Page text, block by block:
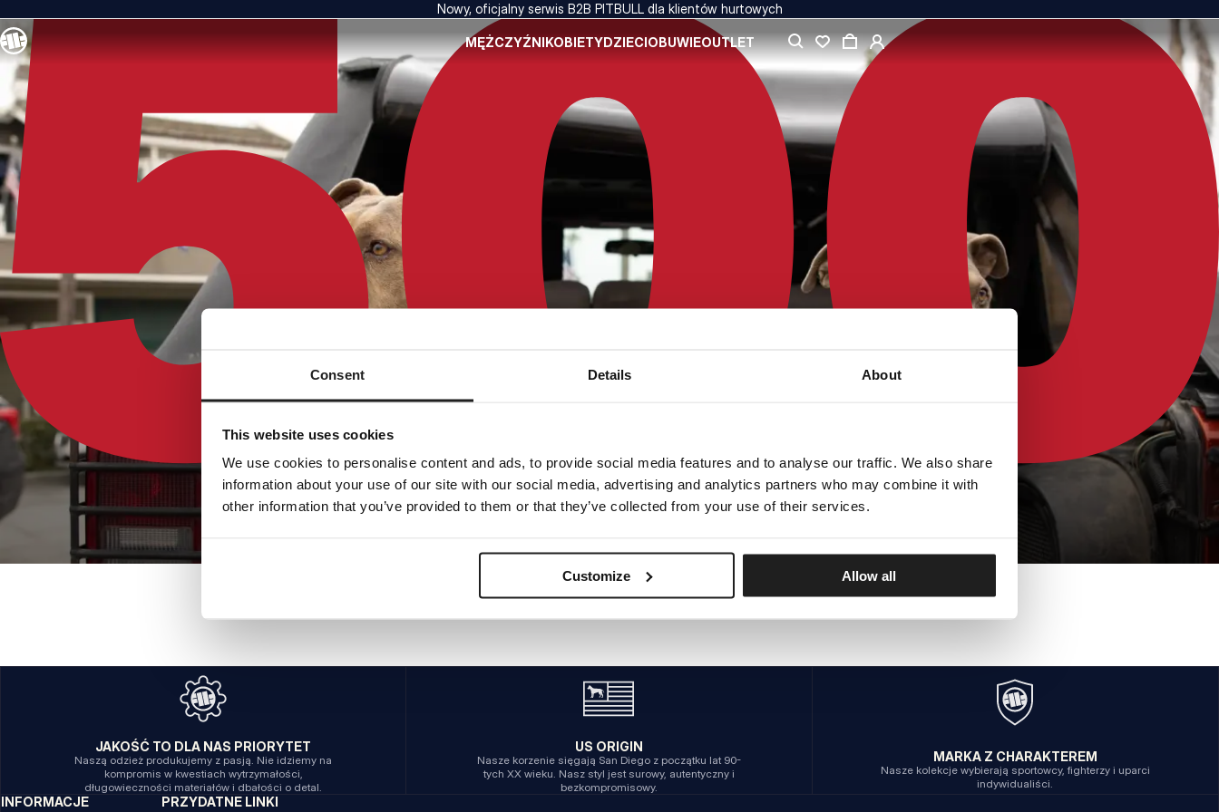
Consent Details About
This website uses cookies
We use cookies to personalise content and ads, to provide social media features and to analyse our traffic. We also share
information about your use of our site with our social media, advertising and analytics partners who may combine it with
other information that you’ve provided to them or that they’ve collected from your use of their services.
Customize Allow all
Nowy, oficjalny serwis B2B PITBULL dla klientów hurtowych
MĘŻCZYŹNIKOBIETYDZIECIOBUWIEOUTLET
WEWNĘTRZNY BŁĄD SERWERA
POWRÓT NA STRONĘ GŁÓWNĄ
JAKOŚĆ TO DLA NAS PRIORYTET
Naszą odzież produkujemy z pasją. Nie idziemy na
kompromis w kwestiach wytrzymałości,
długowieczności materiałów i dbałości o detal.
US ORIGIN
Nasze korzenie sięgają San Diego z początku lat 90-
tych XX wieku. Nasz styl jest surowy, autentyczny i
bezkompromisowy.
MARKA Z CHARAKTEREM
Nasze kolekcje wybierają sportowcy, fighterzy i uparci
indywidualiści.
INFORMACJE
PRZYDATNE LINKI